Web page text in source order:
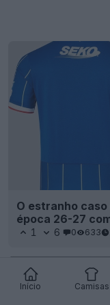
Início Camisas
O estranho
época 26-27
1 6 0 633